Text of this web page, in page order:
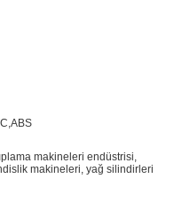
makineleri endüstrisi,
makineleri, yağ silindirleri